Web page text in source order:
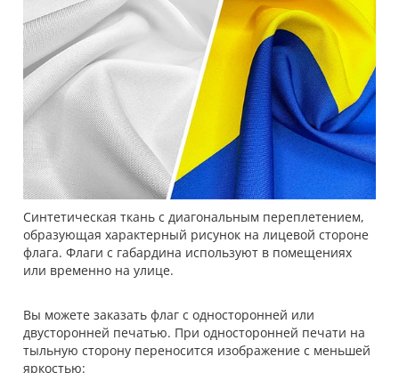
Синтетическая ткань с диагональным переплетением,
образующая характерный рисунок на лицевой стороне
флага. Флаги с габардина используют в помещениях
или временно на улице.
Вы можете заказать флаг с односторонней или
двусторонней печатью. При односторонней печати на
тыльную сторону переносится изображение с меньшей
яркостью: